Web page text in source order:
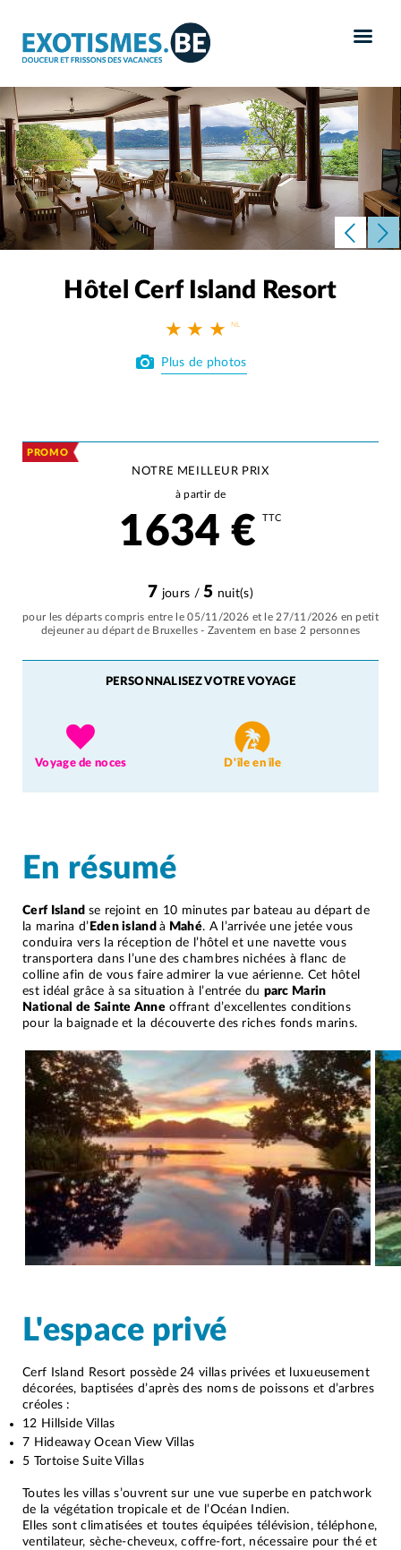
Hôtel Cerf Island Resort
★ ★ ★
Plus de photos
PROMO
NOTRE MEILLEUR PRIX
à partir de
1634 € TTC
7 jours /5 nuit(s)
pour les départs compris entre le 05/11/2026 et le 27/11/2026 en petit
dejeuner au départ de Bruxelles - Zaventem en base 2 personnes
PERSONNALISEZ VOTRE VOYAGE
Voyage de noces D'île en île
En résumé
Cerf Island se rejoint en 10 minutes par bateau au départ de
la marina d’ Eden islandà Mahé. A l’arrivée une jetée vous
conduira vers la réception de l’hôtel et une navette vous
transportera dans l’une des chambres nichées à flanc de
colline afin de vous faire admirer la vue aérienne. Cet hôtel
est idéal grâce à sa situation à l’entrée du parc Marin
National de Sainte Anneoffrant d’excellentes conditions
pour la baignade et la découverte des riches fonds marins.
L'espace privé
Cerf Island Resort possède 24 villas privées et luxueusement
décorées, baptisées d’après des noms de poissons et d’arbres
créoles :
12 Hillside Villas
7 Hideaway Ocean View Villas
5 Tortoise Suite Villas
Toutes les villas s’ouvrent sur une vue superbe en patchwork
de la végétation tropicale et de l’Océan Indien.
Elles sont climatisées et toutes équipées télévision, téléphone,
ventilateur, sèche-cheveux, coffre-fort, nécessaire pour thé et